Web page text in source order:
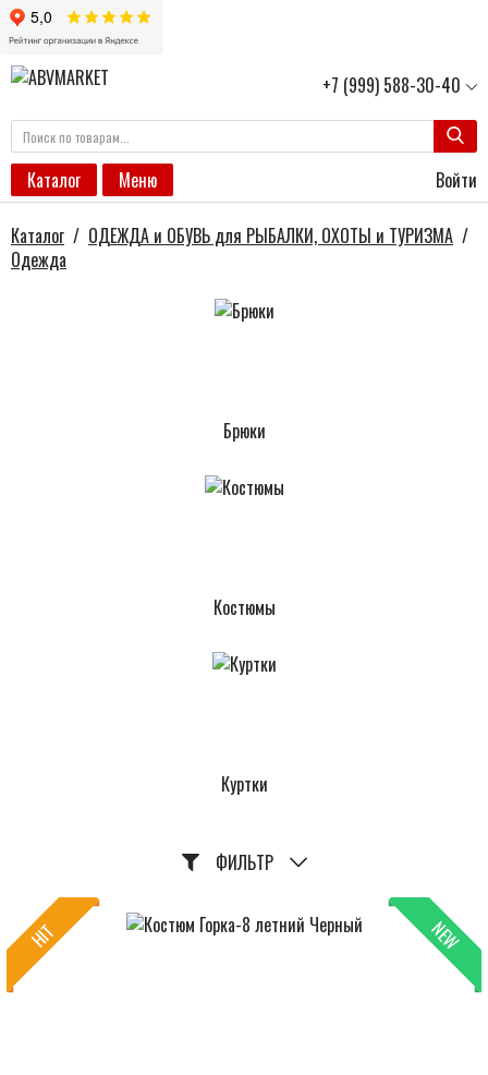
+7 (999) 588-30-40
Каталог Меню Войти
Каталог / ОДЕЖДА и ОБУВЬ для РЫБАЛКИ, ОХОТЫ и ТУРИЗМА /
Одежда
Брюки
Костюмы
Куртки
ФИЛЬТР
NEW
HIT